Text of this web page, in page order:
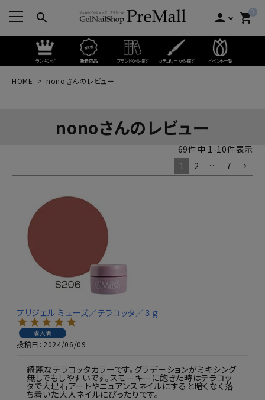
search person 0
shopping_cart
ランキング 新着商品 ブランドから探す カテゴリーから探す イベント一覧
HOME nonoさんのレビュー
nonoさんのレビュー
69件中 1-10件表示
1
2 … 7
プリジェル ミューズ／テラコッタ／３ｇ
購入者
投稿日 2024/06/09
綺麗なテラコッタカラーです。グラデーションがミキシング
無しでもしやすいです。スモーキーに飽きた時はテラコッ
タで大理石アートやニュアンスネイルにすると暗くなく落
ち着いた大人ネイルにぴったりです。